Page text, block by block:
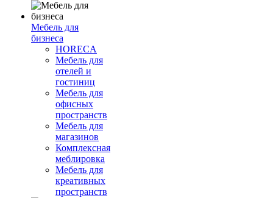
Мебель для
бизнеса
HORECA
Мебель для
отелей и
гостиниц
Мебель для
офисных
пространств
Мебель для
магазинов
Комплексная
меблировка
Мебель для
креативных
пространств